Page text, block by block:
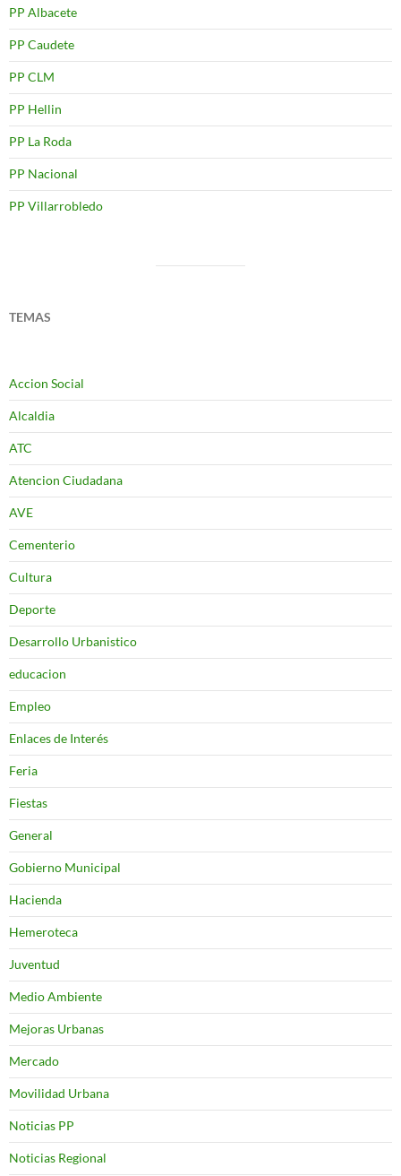
PP Albacete
PP Caudete
PP CLM
PP Hellin
PP La Roda
PP Nacional
PP Villarrobledo
TEMAS
Accion Social
Alcaldia
ATC
Atencion Ciudadana
AVE
Cementerio
Cultura
Deporte
Desarrollo Urbanistico
educacion
Empleo
Enlaces de Interés
Feria
Fiestas
General
Gobierno Municipal
Hacienda
Hemeroteca
Juventud
Medio Ambiente
Mejoras Urbanas
Mercado
Movilidad Urbana
Noticias PP
Noticias Regional